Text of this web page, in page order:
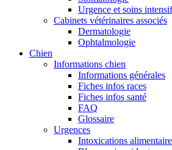
Urgence et soins
Cabinets vétérinaires associés
Dermatologie
Ophtalmologie
Chien
Informations chien
Informations générales
Fiches infos races
Fiches infos santé
FAQ
Glossaire
Urgences
Intoxications